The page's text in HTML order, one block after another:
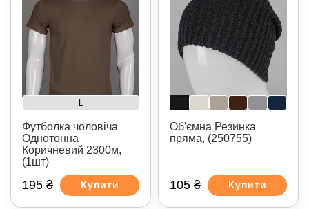
L
Футболка чоловіча
Однотонна
Коричневий 2300м,
(1шт)
195 ₴ Купити
Об'ємна Резинка
пряма, (250755)
105 ₴ Купити